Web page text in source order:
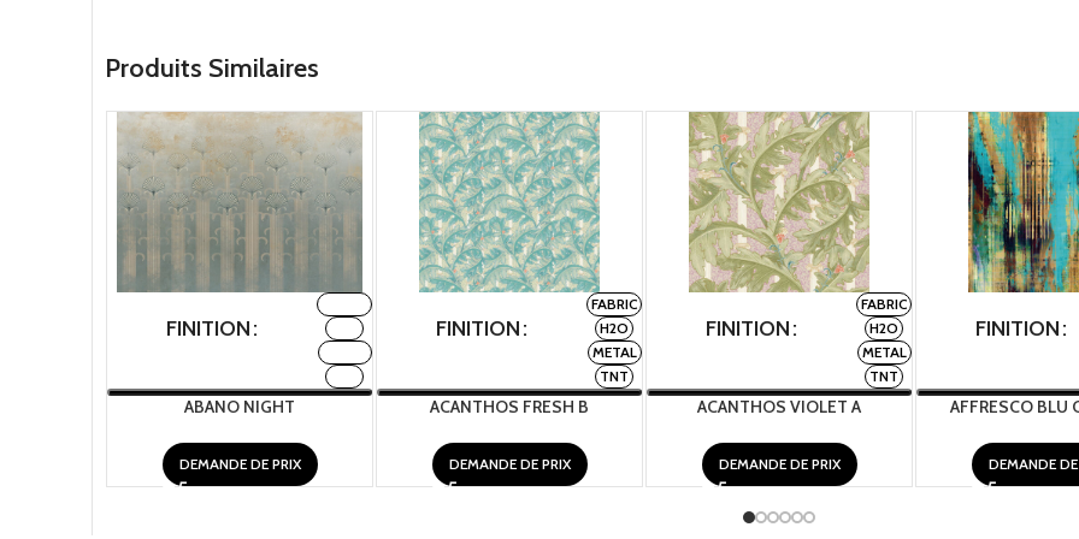
Produits Similaires
FINITION
ABANO NIGHT
DEMANDE DE PRIX
FINITION
FABRIC
H2O
METAL
TNT
ACANTHOS FRESH B
DEMANDE DE PRIX
FINITION
FABRIC
H2O
METAL
TNT
ACANTHOS VIOLET A
DEMANDE DE PRIX
FINITION
AFFRESCO BLU
DEMANDE DE